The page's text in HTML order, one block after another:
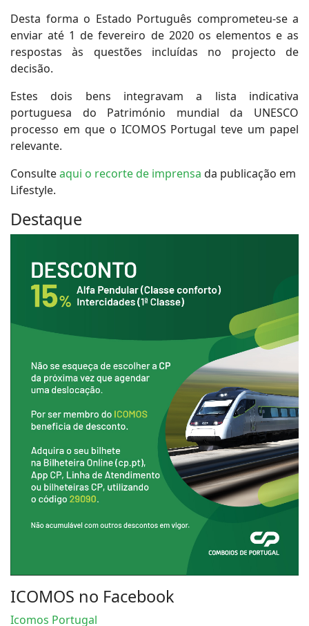
Desta forma o Estado Português comprometeu-se a
enviar até 1 de fevereiro de 2020 os elementos e as
respostas às questões incluídas no projecto de
decisão.
Estes dois bens integravam a lista indicativa
portuguesa do Património mundial da UNESCO
processo em que o ICOMOS Portugal teve um papel
relevante.
Consulteaqui o recorte de imprensa da publicação em
Lifestyle.
Destaque
ICOMOS no Facebook
Icomos Portugal